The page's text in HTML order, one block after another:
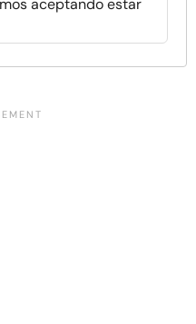
aceptando estar